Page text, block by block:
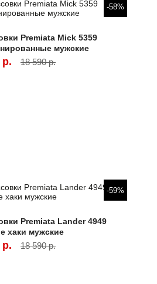
-58%
Premiata Mick 5359
мужские
р. 18 590 р.
-59%
Premiata Lander 4949
хаки мужские
р. 18 590 р.